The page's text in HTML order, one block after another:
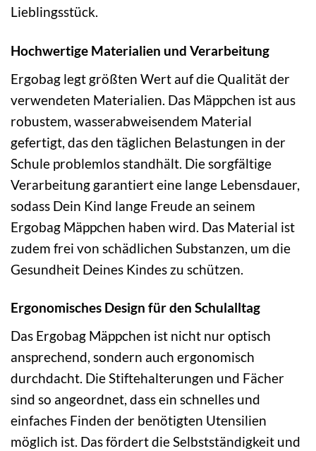
Lieblingsstück.
Hochwertige Materialien und Verarbeitung
Ergobag legt größten Wert auf die Qualität der
verwendeten Materialien. Das Mäppchen ist aus
robustem, wasserabweisendem Material
gefertigt, das den täglichen Belastungen in der
Schule problemlos standhält. Die sorgfältige
Verarbeitung garantiert eine lange Lebensdauer,
sodass Dein Kind lange Freude an seinem
Ergobag Mäppchen haben wird. Das Material ist
zudem frei von schädlichen Substanzen, um die
Gesundheit Deines Kindes zu schützen.
Ergonomisches Design für den Schulalltag
Das Ergobag Mäppchen ist nicht nur optisch
ansprechend, sondern auch ergonomisch
durchdacht. Die Stiftehalterungen und Fächer
sind so angeordnet, dass ein schnelles und
einfaches Finden der benötigten Utensilien
möglich ist. Das fördert die Selbstständigkeit und